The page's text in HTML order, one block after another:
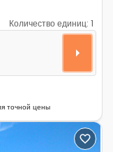
Количество единиц: 1
- Kobiljak,
точной цены